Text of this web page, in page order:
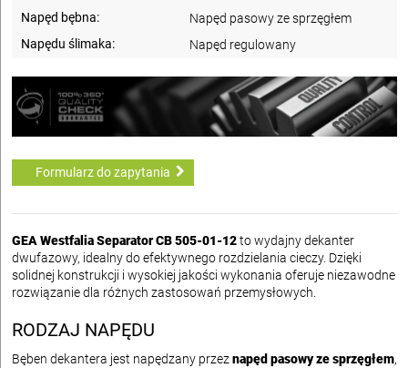
Napęd bębna:
Napęd pasowy ze sprzęgłem
Napędu ślimaka:
Napęd regulowany
Formularz do zapytania
GEA Westfalia Separator CB 505-01-12to wydajny dekanter
dwufazowy, idealny do efektywnego rozdzielania cieczy. Dzięki
solidnej konstrukcji i wysokiej jakości wykonania oferuje niezawodne
rozwiązanie dla różnych zastosowań przemysłowych.
RODZAJ NAPĘDU
Bęben dekantera jest napędzany przeznapęd pasowy ze sprzęgłem,